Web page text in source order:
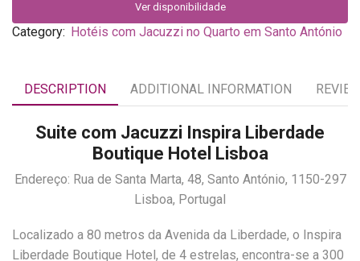
Ver disponibilidade
Category: Hotéis com Jacuzzi no Quarto em Santo António
DESCRIPTION ADDITIONAL INFORMATION
Suite com Jacuzzi Inspira Liberdade
Boutique Hotel Lisboa
Endereço: Rua de Santa Marta, 48, Santo António, 1150-297
Lisboa, Portugal
Localizado a 80 metros da Avenida da Liberdade, o Inspira
Liberdade Boutique Hotel, de 4 estrelas, encontra-se a 300